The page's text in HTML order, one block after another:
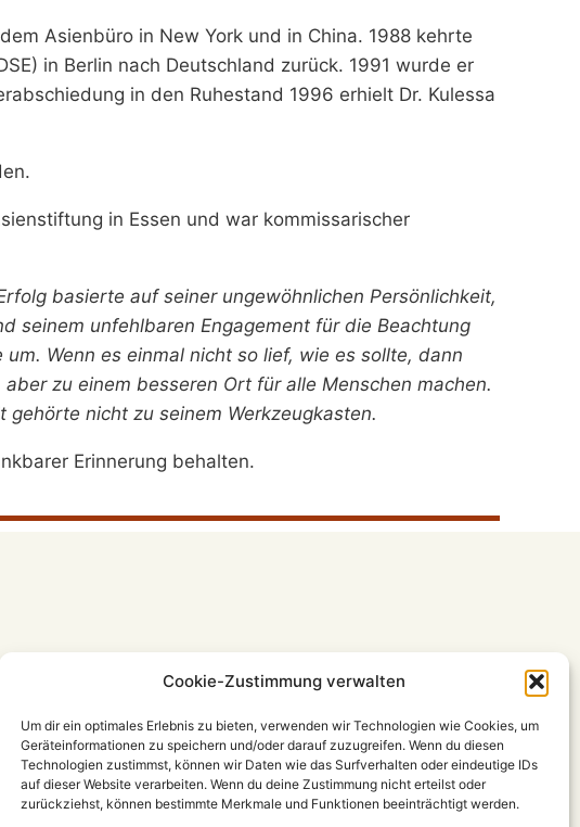
Cookie-Zustimmung verwalten
Um dir ein optimales Erlebnis zu bieten, verwenden wir Technologien wie Cookies, um
Geräteinformationen zu speichern und/oder darauf zuzugreifen. Wenn du diesen
Technologien zustimmst, können wir Daten wie das Surfverhalten oder eindeutige IDs
auf dieser Website verarbeiten. Wenn du deine Zustimmung nicht erteilst oder
zurückziehst, können bestimmte Merkmale und Funktionen beeinträchtigt werden.
Asienbüro in New York und in China. 1988 kehrte
in Berlin nach Deutschland zurück. 1991 wurde er
in den Ruhestand 1996 erhielt Dr. Kulessa
in Essen und war kommissarischer
basierte auf seiner ungewöhnlichen Persönlichkeit,
seinem unfehlbaren Engagement für die Beachtung
Wenn es einmal nicht so lief, wie es sollte, dann
zu einem besseren Ort für alle Menschen machen.
nicht zu seinem Werkzeugkasten.
Erinnerung behalten.